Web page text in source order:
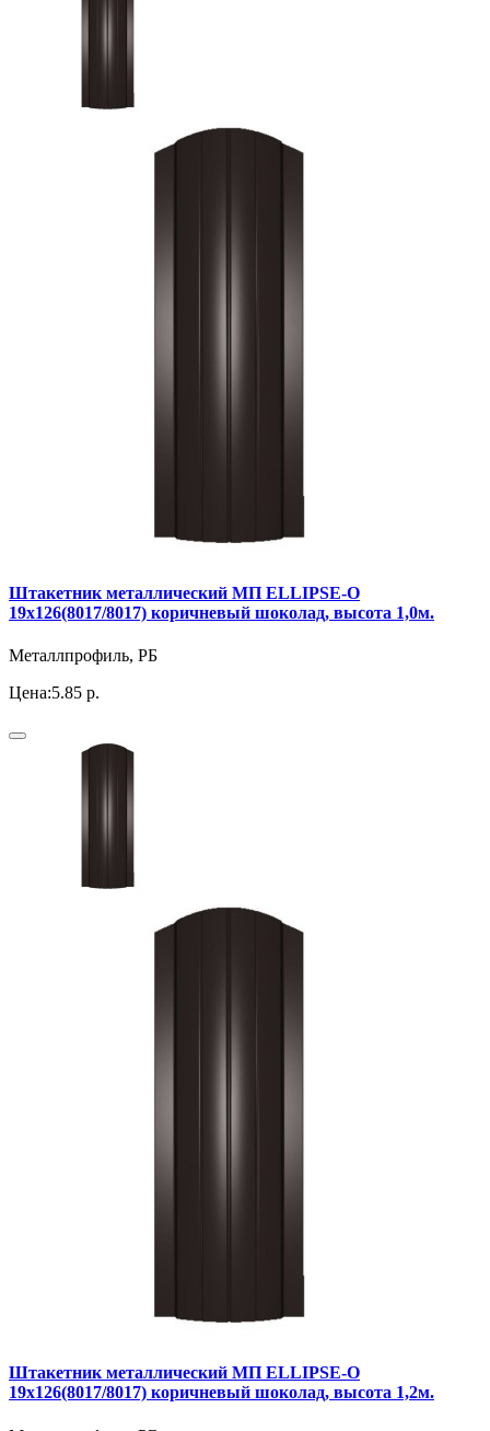
Штакетник металлический МП ELLIPSE-O
19х126(8017/8017) коричневый шоколад, высота 1,0м.
Металлпрофиль, РБ
Цена:5.85 р.
Штакетник металлический МП ELLIPSE-O
19х126(8017/8017) коричневый шоколад, высота 1,2м.